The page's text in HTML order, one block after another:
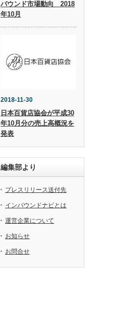
バウンド市場動向 2018
年10月
2018-11-30
日本百貨店協会が平成30
年10月分の売上高概況を
発表
編集部より
プレスリリース送付先
インバウンドナビとは
運営企業について
お知らせ
お問合せ